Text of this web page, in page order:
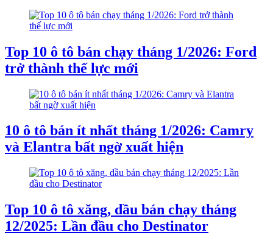
Top 10 ô tô bán chạy tháng 1/2026: Ford
trở thành thế lực mới
10 ô tô bán ít nhất tháng 1/2026: Camry
và Elantra bất ngờ xuất hiện
Top 10 ô tô xăng, dầu bán chạy tháng
12/2025: Lần đầu cho Destinator